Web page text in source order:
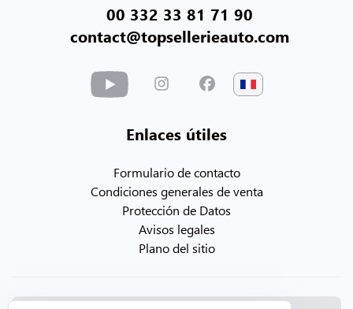
00 332 33 81 71 90
contact@topsellerieauto.com
Enlaces útiles
Formulario de contacto
Condiciones generales de venta
Protección de Datos
Avisos legales
Plano del sitio